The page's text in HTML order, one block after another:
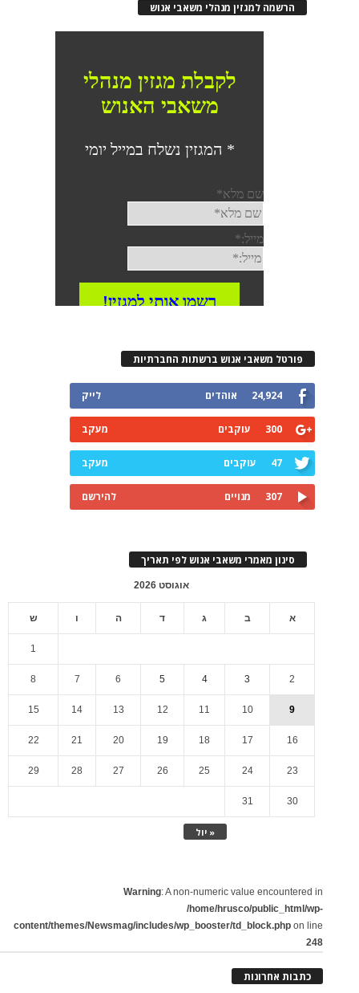
הרשמה למגזין מנהלי משאבי אנוש
פורטל משאבי אנוש ברשתות החברתיות
24,924 אוהדים לייק
300 עוקבים מעקב
47 עוקבים מעקב
307 מנויים להירשם
סינון מאמרי משאבי אנוש לפי תאריך
אוגוסט 2026
א ב ג ד ה ו ש
« יול
1
2
3
4
5
6
7
8
9
10
11
12
13
14
15
16
17
18
19
20
21
22
23
24
25
26
27
28
29
30
31
Warning: A non-numeric value encountered in
/home/hrusco/public_html/wp-
content/themes/Newsmag/includes/wp_booster/td_block.php on line
248
כתבות אחרונות